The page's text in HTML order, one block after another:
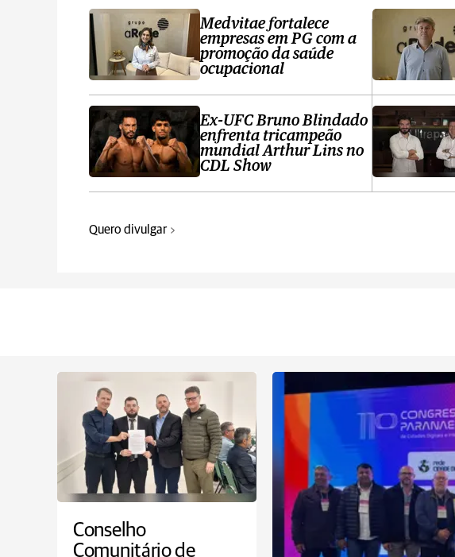
Medvitae fortalece
empresas em PG com a
promoção da saúde
ocupacional
Ex-UFC Bruno Blindado
enfrenta tricampeão
mundial Arthur Lins no
CDL Show
Quero divulgar
Conselho
Comunitário de